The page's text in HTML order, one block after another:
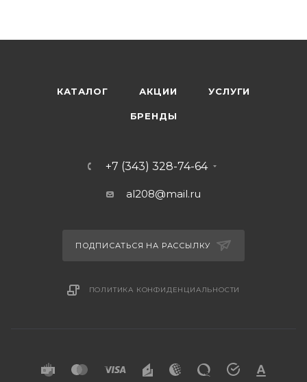
КАТАЛОГ АКЦИИ УСЛУГИ
БРЕНДЫ
+7 (343) 328-74-64
al208@mail.ru
ПОДПИСАТЬСЯ НА РАССЫЛКУ
ПОЛИТИКА КОНФИДЕНЦИАЛЬНОСТИ